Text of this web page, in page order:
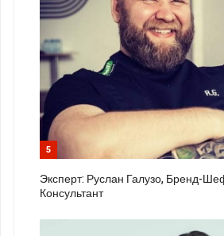
5
Эксперт: Руслан Галузо, Бренд-
Консультант